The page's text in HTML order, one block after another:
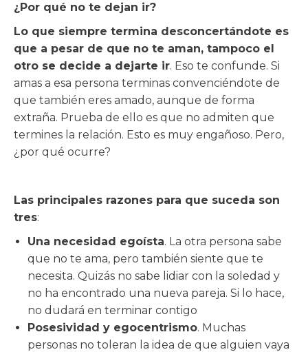
¿Por qué no te dejan ir?
Lo que siempre termina desconcertándote es
que a pesar de que no te aman, tampoco el
otro se decide a dejarte ir. Eso te confunde. Si
amas a esa persona terminas convenciéndote de
que también eres amado, aunque de forma
extraña. Prueba de ello es que no admiten que
termines la relación. Esto es muy engañoso. Pero,
¿por qué ocurre?
Las principales razones para que suceda son
tres:
Una necesidad egoísta. La otra persona sabe
que no te ama, pero también siente que te
necesita. Quizás no sabe lidiar con la soledad y
no ha encontrado una nueva pareja. Si lo hace,
no dudará en terminar contigo
Posesividad y egocentrismo. Muchas
personas no toleran la idea de que alguien vaya